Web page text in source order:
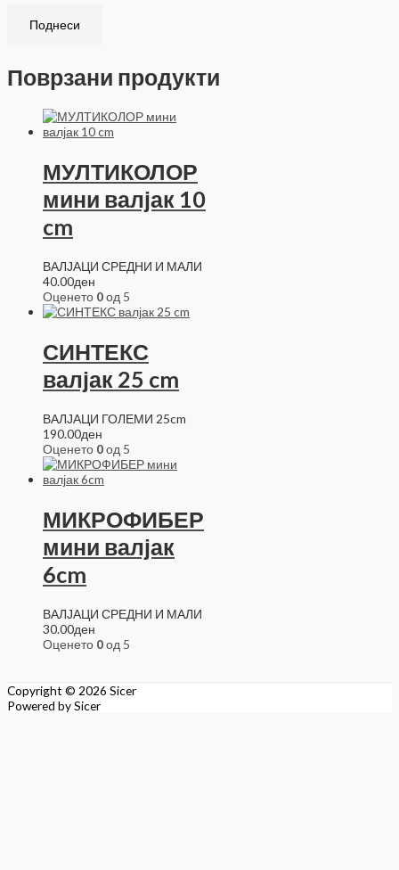
Поврзани продукти
МУЛТИКОЛОР
мини валјак 10
cm
ВАЛЈАЦИ СРЕДНИ И МАЛИ
40.00ден
Оценето 0од 5
СИНТЕКС
валјак 25 cm
ВАЛЈАЦИ ГОЛЕМИ 25cm
190.00ден
Оценето 0од 5
МИКРОФИБЕР
мини валјак
6cm
ВАЛЈАЦИ СРЕДНИ И МАЛИ
30.00ден
Оценето 0од 5
Copyright © 2026 Sicer
Powered bySicer